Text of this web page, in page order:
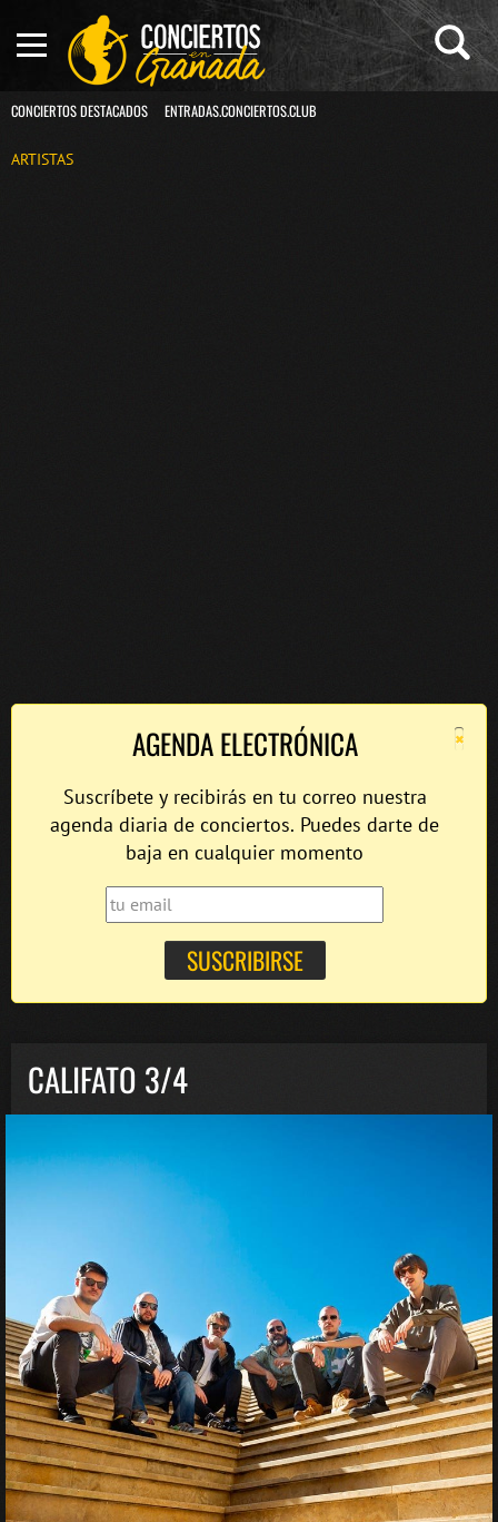
CONCIERTOS DESTACADOS ENTRADAS.CONCIERTOS.CLUB
ARTISTAS
×
AGENDA ELECTRÓNICA
Suscríbete y recibirás en tu correo nuestra
agenda diaria de conciertos. Puedes darte de
baja en cualquier momento
CALIFATO 3/4